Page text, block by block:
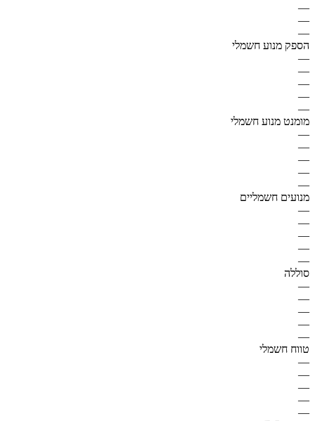
—
—
—
הספק מנוע חשמלי
—
—
—
—
—
מומנט מנוע חשמלי
—
—
—
—
—
מנועים חשמליים
—
—
—
—
—
סוללה
—
—
—
—
—
טווח חשמלי
—
—
—
—
—